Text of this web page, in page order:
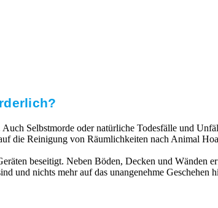
Selbstmorde oder natürliche Todesfälle und
die Reinigung von Räumlichkeiten nach Animal
beseitigt. Neben Böden, Decken und Wänden
und nichts mehr auf das unangenehme Geschehen